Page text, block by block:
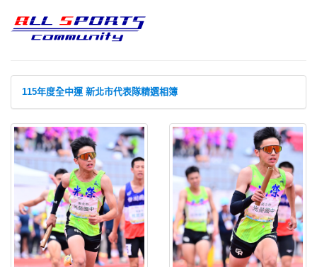
115年度全中運 新北市代表隊精選相簿